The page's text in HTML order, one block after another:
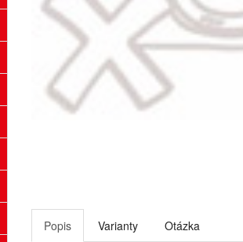
Popis Varianty Otázka